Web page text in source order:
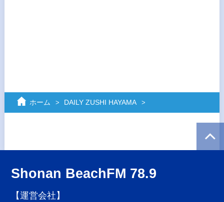
ホーム DAILY ZUSHI HAYAMA
Shonan BeachFM 78.9
【運営会社】